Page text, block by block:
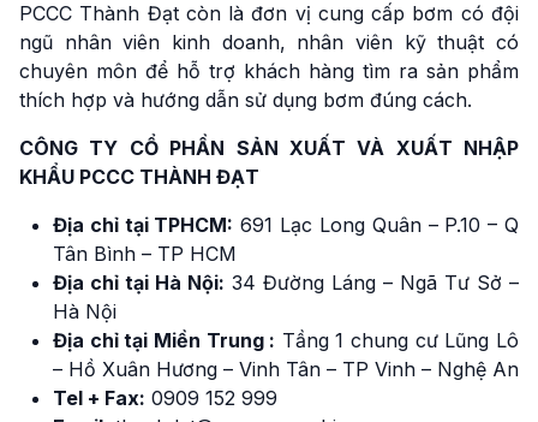
PCCC Thành Đạt còn là đơn vị cung cấp bơm có đội
ngũ nhân viên kinh doanh, nhân viên kỹ thuật có
chuyên môn để hỗ trợ khách hàng tìm ra sản phẩm
thích hợp và hướng dẫn sử dụng bơm đúng cách.
CÔNG TY CỔ PHẦN SẢN XUẤT VÀ XUẤT NHẬP
KHẨU PCCC THÀNH ĐẠT
Địa chỉ tại TPHCM: 691 Lạc Long Quân – P.10 – Q
Tân Bình – TP HCM
Địa chỉ tại Hà Nội: 34 Đường Láng – Ngã Tư Sở –
Hà Nội
Địa chỉ tại Miền Trung : Tầng 1 chung cư Lũng Lô
– Hồ Xuân Hương – Vinh Tân – TP Vinh – Nghệ An
Tel + Fax: 0909 152 999